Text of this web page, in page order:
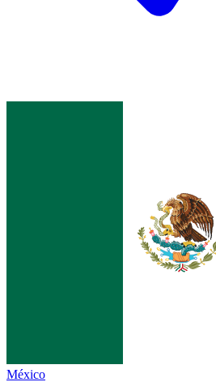
México